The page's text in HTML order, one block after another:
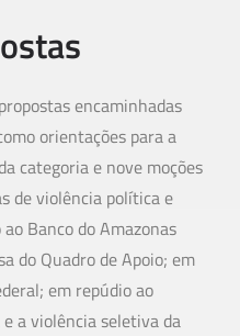
encaminhadas
orientações para a
categoria e nove moções
de violência política e
Banco do Amazonas
do Quadro de Apoio; em
em repúdio ao
a violência seletiva da